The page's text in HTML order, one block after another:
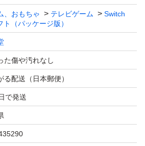
、おもちゃ テレビゲーム
Switch
ト（パッケージ版）
た傷や汚れなし
る配送（日本郵便）
で発送